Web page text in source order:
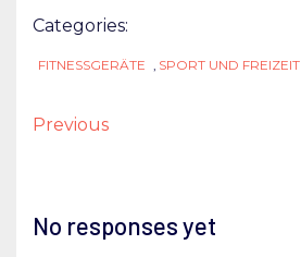
Categories:
FITNESSGERÄTE SPORT UND FREIZEIT
Previous
No responses yet